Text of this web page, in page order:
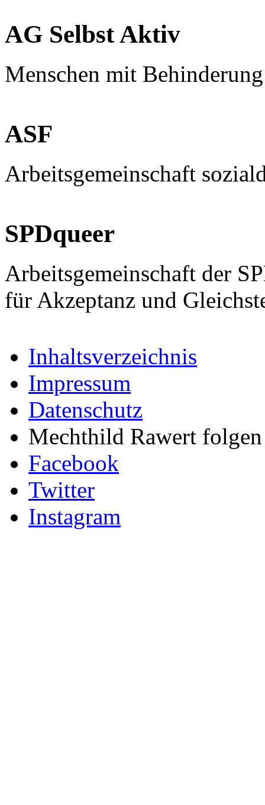
AG Selbst Aktiv
Menschen mit
ASF
Arbeitsgemeinschaft
SPDqueer
Arbeitsgemeinschaft der
für Akzeptanz und
Inhaltsverzeichnis
Impressum
Datenschutz
Mechthild Rawert
Facebook
Twitter
Instagram